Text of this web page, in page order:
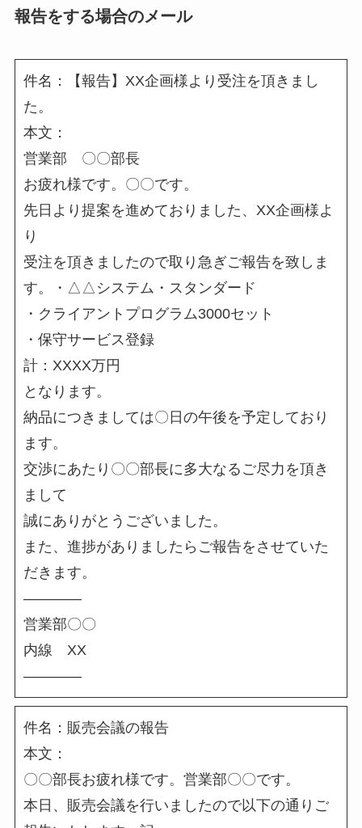
報告をする場合のメール
件名：【報告】XX企画様より受注を頂きまし
た。
本文：
営業部 〇〇部長
お疲れ様です。〇〇です。
先日より提案を進めておりました、XX企画様よ
り
受注を頂きましたので取り急ぎご報告を致しま
す。・△△システム・スタンダード
・クライアントプログラム3000セット
・保守サービス登録
計：XXXX万円
となります。
納品につきましては〇日の午後を予定しており
ます。
交渉にあたり〇〇部長に多大なるご尽力を頂き
まして
誠にありがとうございました。
また、進捗がありましたらご報告をさせていた
だきます。
――――
営業部〇〇
内線 XX
――――
件名：販売会議の報告
本文：
〇〇部長お疲れ様です。営業部〇〇です。
本日、販売会議を行いましたので以下の通りご